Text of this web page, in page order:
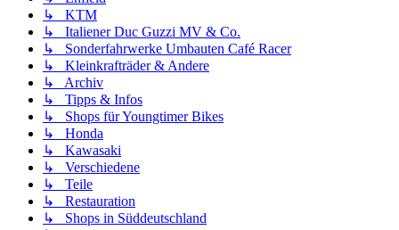
↳ KTM
↳ Italiener Duc Guzzi MV & Co.
↳ Sonderfahrwerke Umbauten Café Racer
↳ Kleinkrafträder & Andere
↳ Archiv
↳ Tipps & Infos
↳ Shops für Youngtimer Bikes
↳ Honda
↳ Kawasaki
↳ Verschiedene
↳ Teile
↳ Restauration
↳ Shops in Süddeutschland